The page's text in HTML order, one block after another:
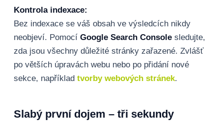
Kontrola indexace:
Bez indexace se váš obsah ve výsledcích nikdy
neobjeví. Pomocí Google Search Console sledujte,
zda jsou všechny důležité stránky zařazené. Zvlášť
po větších úpravách webu nebo po přidání nové
sekce, například tvorby webových stránek.
Slabý první dojem – tři sekundy